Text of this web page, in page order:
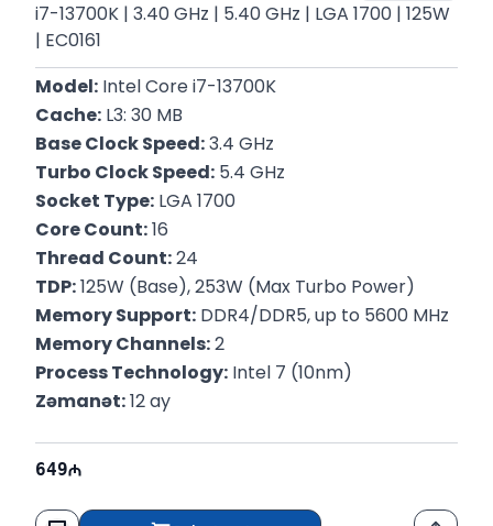
i7-13700K | 3.40 GHz | 5.40 GHz | LGA 1700 | 125W
| EC0161
Model: Intel Core i7-13700K
Cache: L3: 30 MB
Base Clock Speed: 3.4 GHz
Turbo Clock Speed: 5.4 GHz
Socket Type: LGA 1700
Core Count: 16
Thread Count: 24
TDP: 125W (Base), 253W (Max Turbo Power)
Memory Support: DDR4/DDR5, up to 5600 MHz
Memory Channels: 2
Process Technology: Intel 7 (10nm)
Zəmanət: 12 ay
649